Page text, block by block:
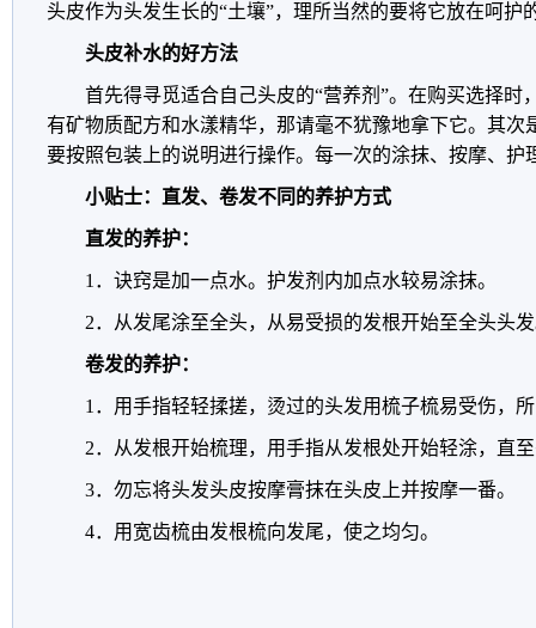
头皮作为头发生长的“土壤”，理所当然的要将它放在呵护
头皮补水的好方法
首先得寻觅适合自己头皮的“营养剂”。在购买选择时
有矿物质配方和水漾精华，那请毫不犹豫地拿下它。其次
要按照包装上的说明进行操作。每一次的涂抹、按摩、护
小贴士：直发、卷发不同的养护方式
直发的养护：
1．诀窍是加一点水。护发剂内加点水较易涂抹。
2．从发尾涂至全头，从易受损的发根开始至全头头
卷发的养护：
1．用手指轻轻揉搓，烫过的头发用梳子梳易受伤，
2．从发根开始梳理，用手指从发根处开始轻涂，直
3．勿忘将头发头皮按摩膏抹在头皮上并按摩一番。
4．用宽齿梳由发根梳向发尾，使之均匀。